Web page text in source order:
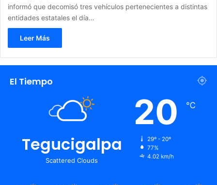
informó que decomisó tres vehículos pertenecientes a distintas
entidades estatales el día…
Leer Más
El Tiempo
Tegucigalpa
Scattered Clouds
20 ℃
29º - 20º
77%
4.02 km/h